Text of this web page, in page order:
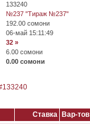
133240
№237 "Тираж №237"
192.00 сомони
06-май 15:11:49
32 »
6.00 сомони
0.00 сомони
133240
Ставка Вар-тов